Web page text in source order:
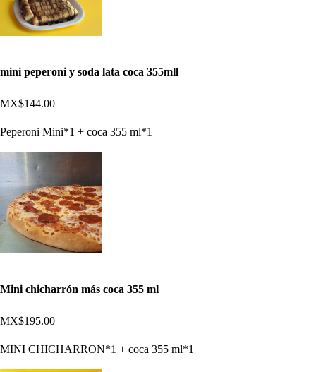
mini peperoni y soda lata coca 355mll
MX$144.00
Peperoni Mini*1 + coca 355 ml*1
Mini chicharrón más coca 355 ml
MX$195.00
MINI CHICHARRON*1 + coca 355 ml*1